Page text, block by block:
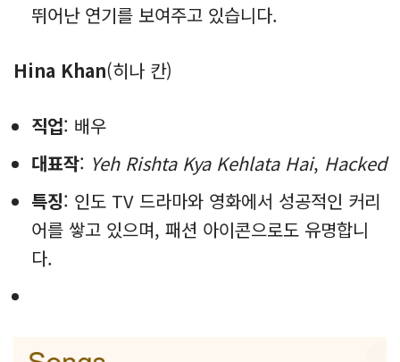
뛰어난 연기를 보여주고 있습니다.
Hina Khan(히나 칸)
직업: 배우
대표작: Yeh Rishta Kya Kehlata Hai, Hacked
특징: 인도 TV 드라마와 영화에서 성공적인 커리
어를 쌓고 있으며, 패션 아이콘으로도 유명합니
다.